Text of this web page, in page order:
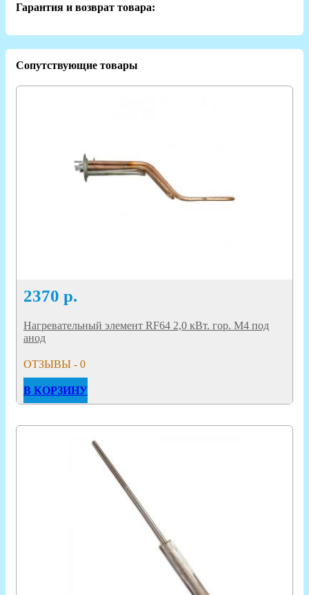
Гарантия и возврат товара:
Сопутствующие товары
2370 р.
Нагревательный элемент RF64 2,0 кВт. гор. M4 под
анод
ОТЗЫВЫ - 0
В КОРЗИНУ